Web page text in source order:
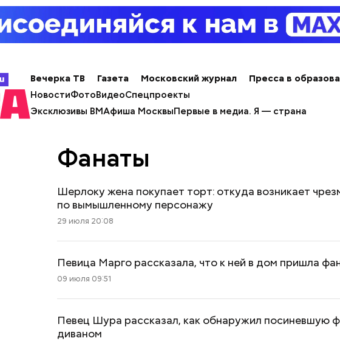
Вечерка ТВ Газета Московский журнал
Пресса в
НовостиФотоВидеоСпецпроекты
Эксклюзивы ВМАфиша МосквыПервые в медиа. Я — страна
Фанаты
Шерлоку жена покупает торт: откуда возникает
по вымышленному персонажу
29 июля 20:08
Певица Марго рассказала, что к ней в дом пришла
09 июля 09:51
Певец Шура рассказал, как обнаружил посиневшую
диваном